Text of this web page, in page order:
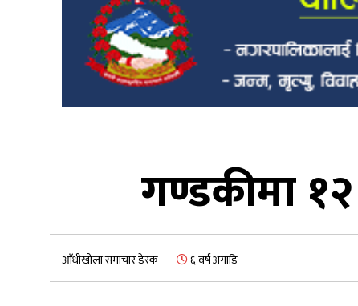
गण्डकीमा
आँधीखोला समाचार डेस्क ६ वर्ष अगाडि